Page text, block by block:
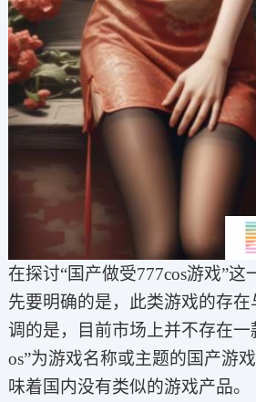
在探讨“国产做受777cos游戏”这
先要明确的是，此类游戏的存
调的是，目前市场上并不存在一
os”为游戏名称或主题的国产游
味着国内没有类似的游戏产品。